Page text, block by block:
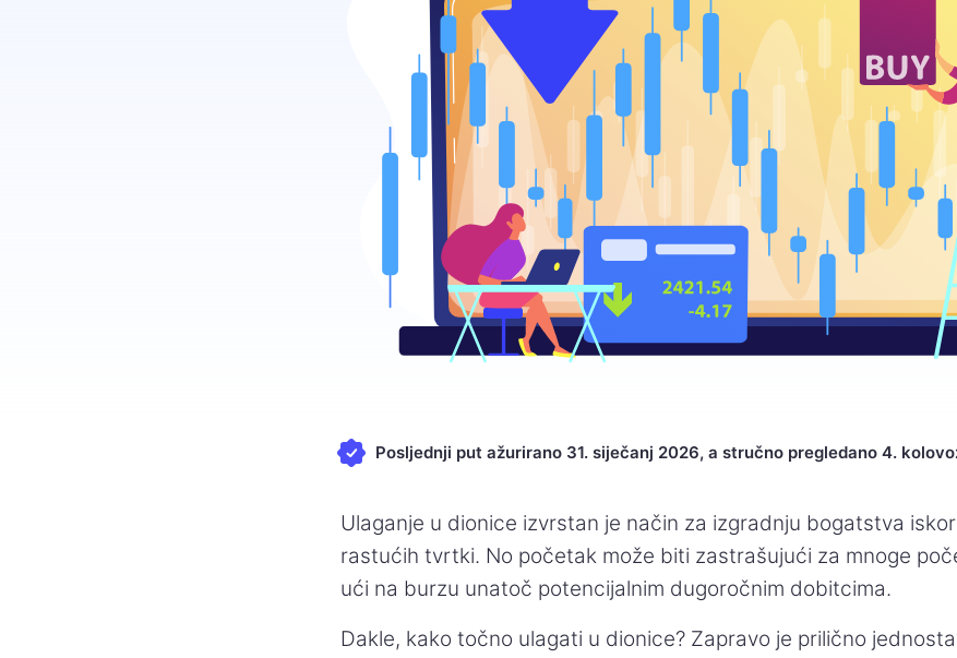
Posljednji put ažurirano 31. siječanj 2026, a stručno pregledano 4.
Ulaganje u dionice izvrstan je način za izgradnju bogatstva
rastućih tvrtki. No početak može biti zastrašujući za mnoge
ući na burzu unatoč potencijalnim dugoročnim dobitcima.
Dakle, kako točno ulagati u dionice? Zapravo je prilično